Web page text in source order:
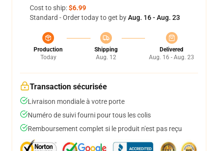
Cost to ship:$6.99
Standard - Order today to get byAug. 16 - Aug. 23
Production
Today
Shipping
Aug. 12
Delivered
Aug. 16 - Aug. 23
Transaction sécurisée
Livraison mondiale à votre porte
Numéro de suivi fourni pour tous les colis
Remboursement complet si le produit n'est pas reçu